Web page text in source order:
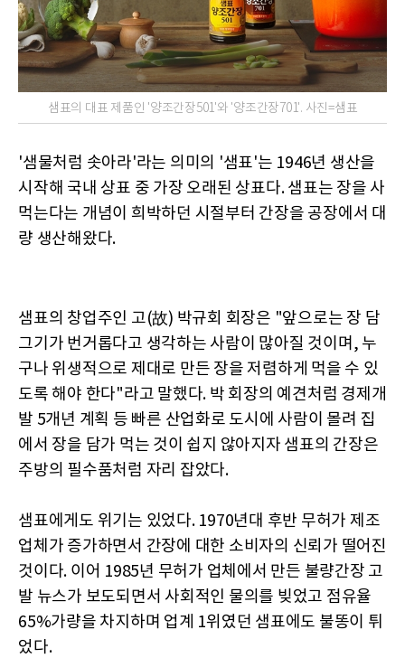
샘표의 대표 제품인 '양조간장501'와 '양조간장701'. 사진=샘표
'샘물처럼 솟아라'라는 의미의 '샘표'는 1946년 생산을
시작해 국내 상표 중 가장 오래된 상표다. 샘표는 장을 사
먹는다는 개념이 희박하던 시절부터 간장을 공장에서 대
량 생산해왔다.
샘표의 창업주인 고(故) 박규회 회장은 "앞으로는 장 담
그기가 번거롭다고 생각하는 사람이 많아질 것이며, 누
구나 위생적으로 제대로 만든 장을 저렴하게 먹을 수 있
도록 해야 한다"라고 말했다. 박 회장의 예견처럼 경제개
발 5개년 계획 등 빠른 산업화로 도시에 사람이 몰려 집
에서 장을 담가 먹는 것이 쉽지 않아지자 샘표의 간장은
주방의 필수품처럼 자리 잡았다.
샘표에게도 위기는 있었다. 1970년대 후반 무허가 제조
업체가 증가하면서 간장에 대한 소비자의 신뢰가 떨어진
것이다. 이어 1985년 무허가 업체에서 만든 불량간장 고
발 뉴스가 보도되면서 사회적인 물의를 빚었고 점유율
65%가량을 차지하며 업계 1위였던 샘표에도 불똥이 튀
었다.